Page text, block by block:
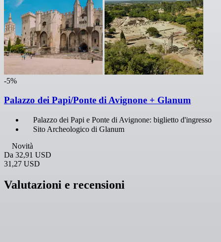
-5%
Palazzo dei Papi/Ponte di Avignone + Glanum
Palazzo dei Papi e Ponte di Avignone: biglietto d'ingresso
Sito Archeologico di Glanum
Novità
Da 32,91 USD
31,27 USD
Valutazioni e recensioni